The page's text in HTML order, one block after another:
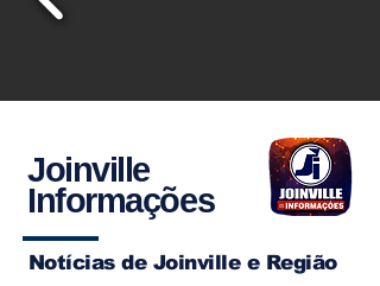
Joinville
Informações
Notícias de Joinville e Região